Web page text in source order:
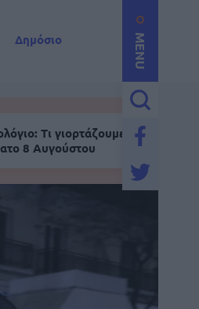
MENU
Δημόσιο
Τι γιορτάζουμε σήμερα,
8 Αυγούστου